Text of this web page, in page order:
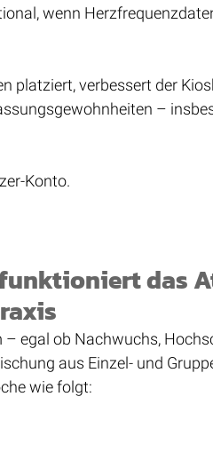
wenn
platziert, verbessert der
–
Konto.
funktioniert das
egal ob Nachwuchs,
aus Einzel- und
wie folgt: